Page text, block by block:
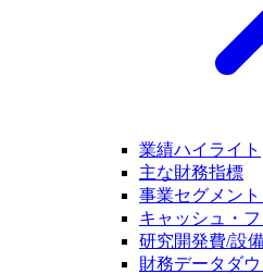
業績ハイライト
主な財務指標
事業セグメン
キャッシュ・
研究開発費/設
財務データダ